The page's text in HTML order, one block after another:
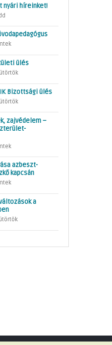
nyári híreinket!
ülés
Bizottsági ülés
zajvédelem –
azbeszt-
kapcsán
a